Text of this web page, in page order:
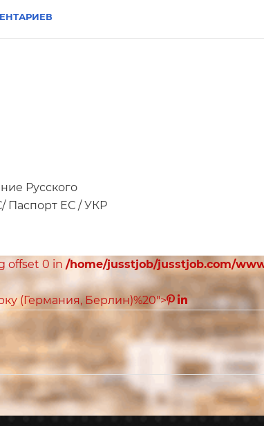
Русского
Паспорт ЕС / УКР
offset 0 in /home/jusstjob/jusstjob.com/
(Германия, Берлин)%20">